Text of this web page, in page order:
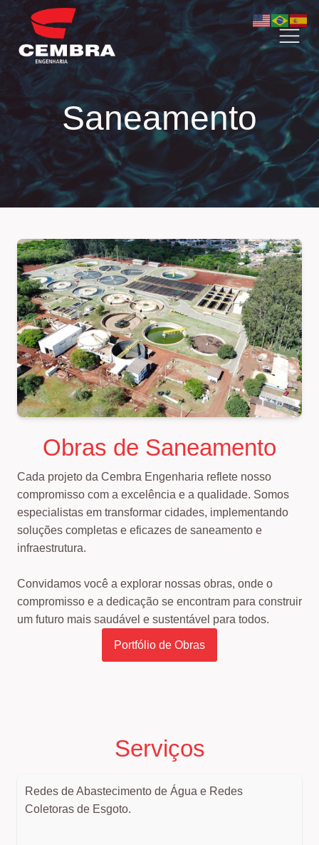
Saneamento
Obras de Saneamento
Cada projeto da Cembra Engenharia reflete nosso
compromisso com a excelência e a qualidade. Somos
especialistas em transformar cidades, implementando
soluções completas e eficazes de saneamento e
infraestrutura.
Convidamos você a explorar nossas obras, onde o
compromisso e a dedicação se encontram para construir
um futuro mais saudável e sustentável para todos.
Portfólio de Obras
Serviços
Redes de Abastecimento de Água e Redes
Coletoras de Esgoto.